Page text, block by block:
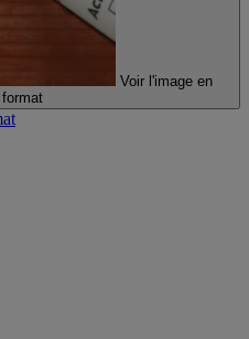
Voir l'image en